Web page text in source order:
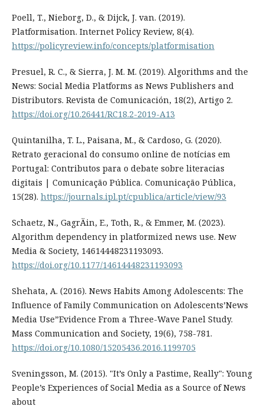
Poell, T., Nieborg, D., & Dijck, J. van. (2019).
Platformisation. Internet Policy Review, 8(4).
https://policyreview.info/concepts/platformisation
Presuel, R. C., & Sierra, J. M. M. (2019). Algorithms and the
News: Social Media Platforms as News Publishers and
Distributors. Revista de Comunicación, 18(2), Artigo 2.
https://doi.org/10.26441/RC18.2-2019-A13
Quintanilha, T. L., Paisana, M., & Cardoso, G. (2020).
Retrato geracional do consumo online de notícias em
Portugal: Contributos para o debate sobre literacias
digitais | Comunicação Pública. Comunicação Pública,
15(28). https://journals.ipl.pt/cpublica/article/view/93
Schaetz, N., GagrÄin, E., Toth, R., & Emmer, M. (2023).
Algorithm dependency in platformized news use. New
Media & Society, 14614448231193093.
https://doi.org/10.1177/14614448231193093
Shehata, A. (2016). News Habits Among Adolescents: The
Influence of Family Communication on Adolescents’News
Media Use”Evidence From a Three-Wave Panel Study.
Mass Communication and Society, 19(6), 758-781.
https://doi.org/10.1080/15205436.2016.1199705
Sveningsson, M. (2015). "It’s Only a Pastime, Really": Young
People’s Experiences of Social Media as a Source of News
about